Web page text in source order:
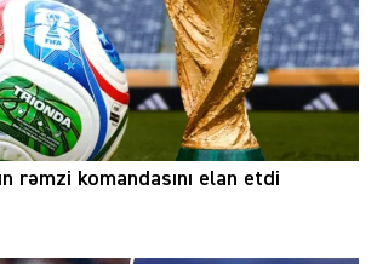
rəmzi komandasını elan etdi